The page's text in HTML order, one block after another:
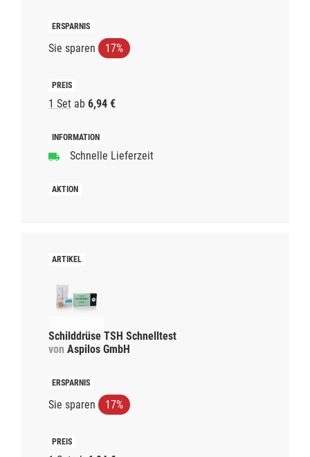
Sie sparen 17%
1 Set ab 6,94 €
Schnelle Lieferzeit
Schilddrüse TSH Schnelltest
von Aspilos GmbH
Sie sparen 17%